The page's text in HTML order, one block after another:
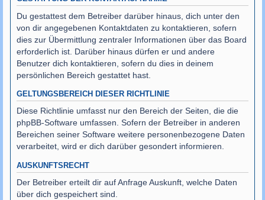
Du gestattest dem Betreiber darüber hinaus, dich unter den
von dir angegebenen Kontaktdaten zu kontaktieren, sofern
dies zur Übermittlung zentraler Informationen über das Board
erforderlich ist. Darüber hinaus dürfen er und andere
Benutzer dich kontaktieren, sofern du dies in deinem
persönlichen Bereich gestattet hast.
GELTUNGSBEREICH DIESER RICHTLINIE
Diese Richtlinie umfasst nur den Bereich der Seiten, die die
phpBB-Software umfassen. Sofern der Betreiber in anderen
Bereichen seiner Software weitere personenbezogene Daten
verarbeitet, wird er dich darüber gesondert informieren.
AUSKUNFTSRECHT
Der Betreiber erteilt dir auf Anfrage Auskunft, welche Daten
über dich gespeichert sind.